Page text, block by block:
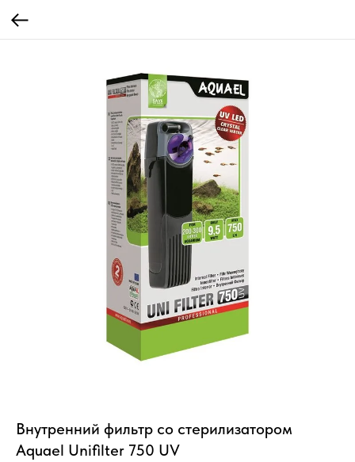
Внутренний фильтр со стерилизатором
Aquael Unifilter 750 UV